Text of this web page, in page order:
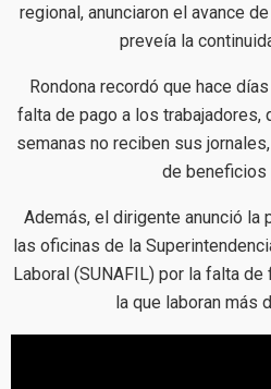
regional, anunciaron el avance
preveía la
Rondona recordó que hace
falta de pago a los trabajadores,
semanas no reciben sus
de beneficios
Además, el dirigente anunció
las oficinas de la
Laboral (SUNAFIL) por la falta
la que laboran más